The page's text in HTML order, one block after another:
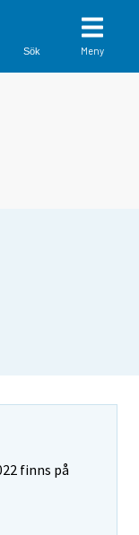
Sök Meny
finns på